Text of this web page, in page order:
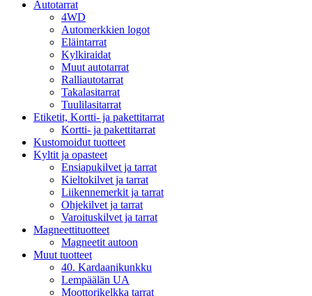
Autotarrat
4WD
Automerkkien logot
Eläintarrat
Kylkiraidat
Muut autotarrat
Ralliautotarrat
Takalasitarrat
Tuulilasitarrat
Etiketit, Kortti- ja pakettitarrat
Kortti- ja pakettitarrat
Kustomoidut tuotteet
Kyltit ja opasteet
Ensiapukilvet ja tarrat
Kieltokilvet ja tarrat
Liikennemerkit ja tarrat
Ohjekilvet ja tarrat
Varoituskilvet ja tarrat
Magneettituotteet
Magneetit autoon
Muut tuotteet
40. Kardaanikunkku
Lempäälän UA
Moottorikelkka tarrat